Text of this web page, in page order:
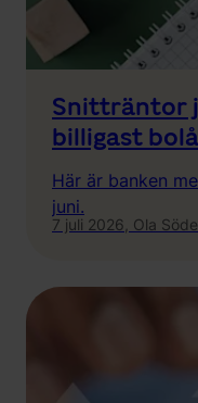
Snitträntor
billigast
Här är banken
juni.
7 juli 2026, Ola